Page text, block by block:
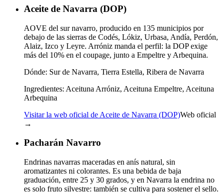
Aceite de Navarra (DOP)
AOVE del sur navarro, producido en 135 municipios por
debajo de las sierras de Codés, Lókiz, Urbasa, Andía, Perdón,
Alaiz, Izco y Leyre. Arróniz manda el perfil: la DOP exige
más del 10% en el coupage, junto a Empeltre y Arbequina.
Dónde: Sur de Navarra, Tierra Estella, Ribera de Navarra
Ingredientes: Aceituna Arróniz, Aceituna Empeltre, Aceituna
Arbequina
Visitar la web oficial de Aceite de Navarra (DOP)Web oficial
→
Pacharán Navarro
Endrinas navarras maceradas en anís natural, sin
aromatizantes ni colorantes. Es una bebida de baja
graduación, entre 25 y 30 grados, y en Navarra la endrina no
es solo fruto silvestre: también se cultiva para sostener el sello.